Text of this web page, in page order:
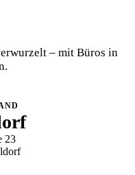
– mit Büros in
23